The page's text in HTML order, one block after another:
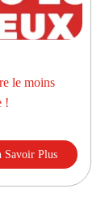
le moins
!
Savoir Plus